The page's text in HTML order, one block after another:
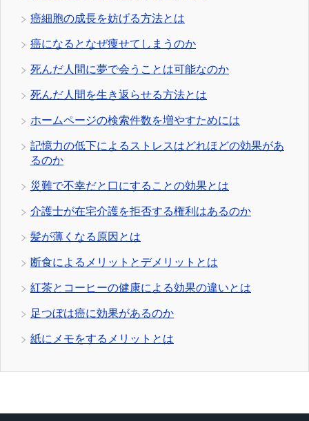
癌細胞の成長を妨げる方法とは
癌になるとなぜ痩せてしまうのか
死んだ人間に夢で会うことは可能なのか
死んだ人間を生き返らせる方法とは
ホームページの検索件数を増やすためには
記憶力の低下によるストレスはどれほどの効果があ
るのか
災難で不幸だと口にすることの効果とは
介護士が在宅介護を拒否する権利はあるのか
髪が薄くなる原因とは
断食によるメリットとデメリットとは
紅茶とコーヒーの健康による効果の違いとは
足つぼは癌に効果があるのか
紙にメモをするメリットとは